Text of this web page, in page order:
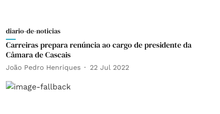
diario-de-noticias
Carreiras prepara renúncia ao cargo de presidente da
Câmara de Cascais
João Pedro Henriques 22 Jul 2022